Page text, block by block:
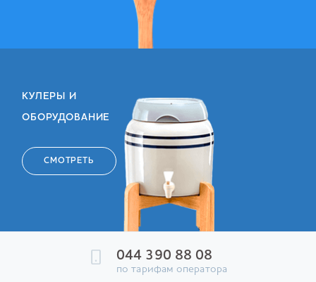
КУЛЕРЫ И
ОБОРУДОВАНИЕ
СМОТРЕТЬ
044 390 88 08
по тарифам оператора